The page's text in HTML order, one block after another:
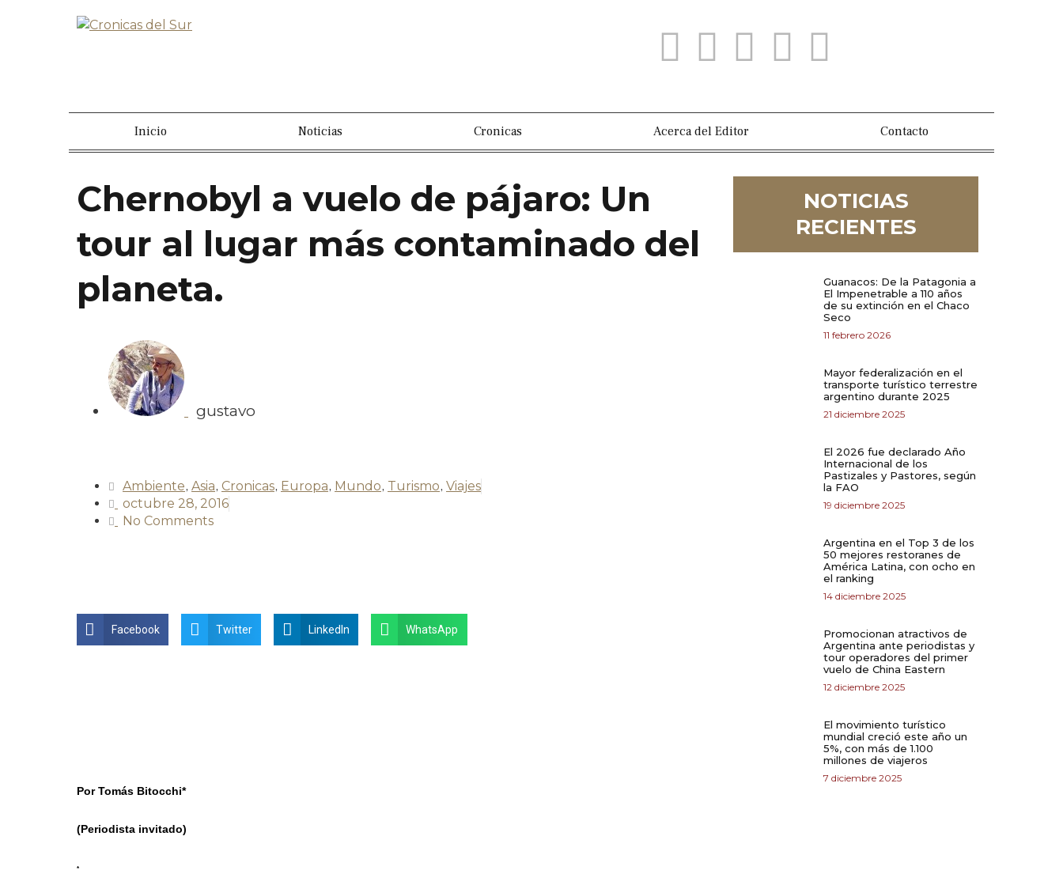
Inicio Noticias Cronicas Acerca del Editor Contacto
Chernobyl a vuelo de pájaro: Un
tour al lugar más contaminado del
planeta.
gustavo
Ambiente, Asia, Cronicas, Europa, Mundo, Turismo, Viajes
octubre 28, 2016
No Comments
Facebook Twitter LinkedIn WhatsApp
Por Tomás Bitocchi*
(Periodista invitado)
*
NOTICIAS
RECIENTES
Guanacos: De la Patagonia a
El Impenetrable a 110 años
de su extinción en el Chaco
Seco
11 febrero 2026
Mayor federalización en el
transporte turístico terrestre
argentino durante 2025
21 diciembre 2025
El 2026 fue declarado Año
Internacional de los
Pastizales y Pastores, según
la FAO
19 diciembre 2025
Argentina en el Top 3 de los
50 mejores restoranes de
América Latina, con ocho en
el ranking
14 diciembre 2025
Promocionan atractivos de
Argentina ante periodistas y
tour operadores del primer
vuelo de China Eastern
12 diciembre 2025
El movimiento turístico
mundial creció este año un
5%, con más de 1.100
millones de viajeros
7 diciembre 2025